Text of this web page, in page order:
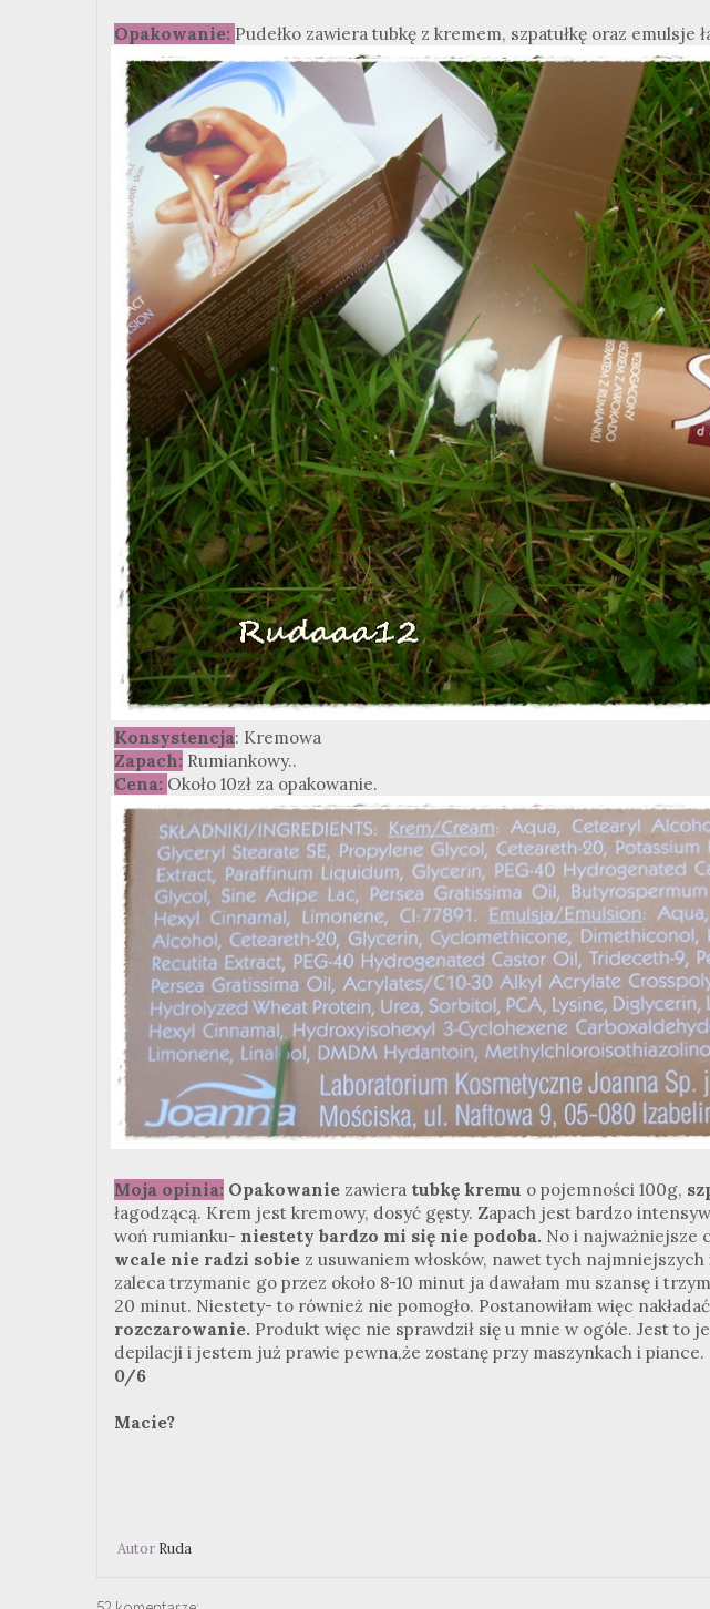
Opakowanie: Pudełko zawiera tubkę z kremem, szpatułkę oraz emulsje
Konsystencja: Kremowa
Zapach: Rumiankowy..
Cena: Około 10zł za opakowanie.
Moja opinia: Opakowanie zawiera tubkę kremu o pojemności 100g,
łagodzącą. Krem jest kremowy, dosyć gęsty. Zapach jest bardzo
woń rumianku- niestety bardzo mi się nie podoba. No i najważniejsze
wcale nie radzi sobie z usuwaniem włosków, nawet tych
zaleca trzymanie go przez około 8-10 minut ja dawałam mu szansę i
20 minut. Niestety- to również nie pomogło. Postanowiłam więc
rozczarowanie. Produkt więc nie sprawdził się u mnie w ogóle. Jest to
depilacji i jestem już prawie pewna,że zostanę przy maszynkach i piance.
0/6
Macie?
Autor Ruda